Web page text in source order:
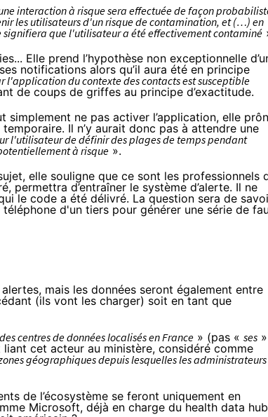
interaction à risque sera effectuée de façon
les utilisateurs d'un risque de contamination, et (…) en
que l'utilisateur a été effectivement contaminé
Elle prend l’hypothèse non exceptionnelle
notifications alors qu’il aura été en principe
l'application du contexte des contacts est susceptible
de coups de griffes au principe d’exactitude.
simplement ne pas activer l’application, elle
Il n’y aurait donc pas à attendre une
l'utilisateur de définir des plages de temps pendant
à risque ».
elle souligne que ce sont les professionnels
permettra d’entraîner le système d’alerte. Il ne
le code a été délivré. La question sera de
d'un tiers pour générer une série de
mais les données seront également entre
(ils vont les charger) soit en tant que
des centres de données localisés en France » (pas « ses
cet acteur au ministère, considéré comme
géographiques depuis lesquelles les administrateurs
de l’écosystème se feront uniquement en
Microsoft, déjà en charge du health data hub